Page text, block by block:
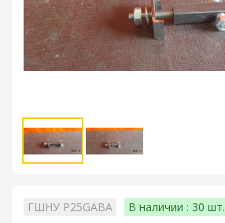
ГШНУ P25GABA В наличии : 30 шт.